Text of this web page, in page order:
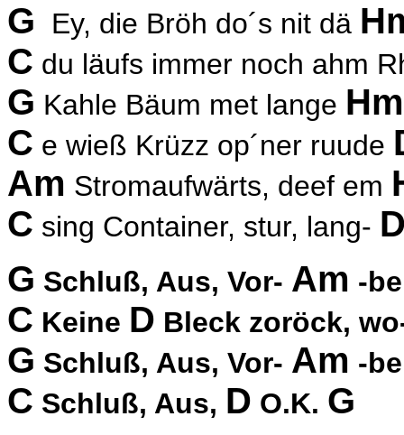
G Ey, die Bröh do´s nit dä
C du läufs immer noch ahm
G Kahle Bäum met lange Hm
C e wieß Krüzz op´ner ruude
Am Stromaufwärts, deef em
C sing Container, stur, lang-
G Schluß, Aus, Vor- Am -
C Keine D Bleck zoröck,
G Schluß, Aus, Vor- Am -
C Schluß, Aus, D O.K. G